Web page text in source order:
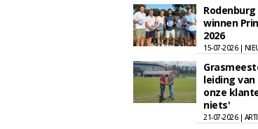
winnen
2026
15-07-2026 |
leiding van
onze
niets'
21-07-2026 |